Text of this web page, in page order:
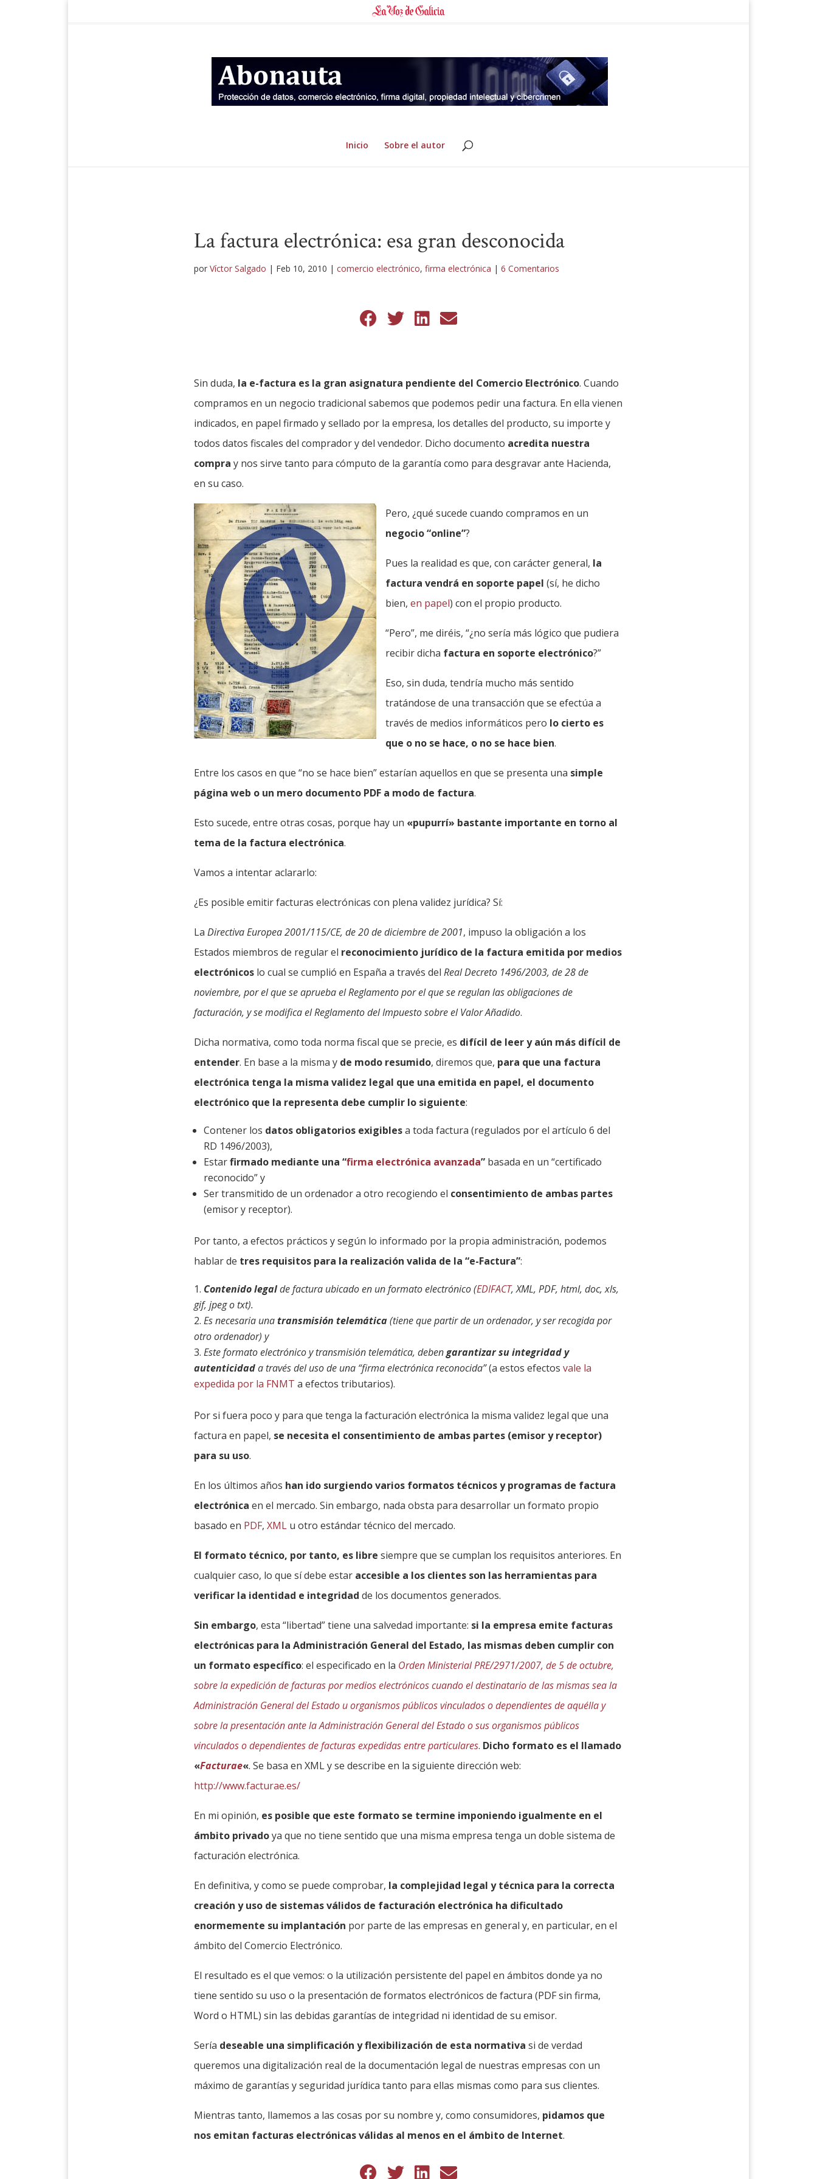
Inicio Sobre el autor
La factura electrónica: esa gran desconocida
porVíctor Salgado | Feb 10, 2010 |comercio electrónico,firma electrónica |6 Comentarios
Sin duda, la e-factura es la gran asignatura pendiente del Comercio Electrónico. Cuando
compramos en un negocio tradicional sabemos que podemos pedir una factura. En ella vienen
indicados, en papel firmado y sellado por la empresa, los detalles del producto, su importe y
todos datos fiscales del comprador y del vendedor. Dicho documento acredita nuestra
compra y nos sirve tanto para cómputo de la garantía como para desgravar ante Hacienda,
en su caso.
Pero, ¿qué sucede cuando compramos en un
negocio “online”?
Pues la realidad es que, con carácter general, la
factura vendrá en soporte papel (sí, he dicho
bien,en papel) con el propio producto.
“Pero”, me diréis, “¿no sería más lógico que pudiera
recibir dicha factura en soporte electrónico?”
Eso, sin duda, tendría mucho más sentido
tratándose de una transacción que se efectúa a
través de medios informáticos pero lo cierto es
que o no se hace, o no se hace bien.
Entre los casos en que “no se hace bien” estarían aquellos en que se presenta una simple
página web o un mero documento PDF a modo de factura.
Esto sucede, entre otras cosas, porque hay un «pupurrí» bastante importante en torno al
tema de la factura electrónica.
Vamos a intentar aclararlo:
¿Es posible emitir facturas electrónicas con plena validez jurídica? Sí:
LaDirectiva Europea 2001/115/CE, de 20 de diciembre de 2001, impuso la obligación a los
Estados miembros de regular el reconocimiento jurídico de la factura emitida por medios
electrónicos lo cual se cumplió en España a través delReal Decreto 1496/2003, de 28 de
noviembre, por el que se aprueba el Reglamento por el que se regulan las obligaciones de
facturación, y se modifica el Reglamento del Impuesto sobre el Valor Añadido.
Dicha normativa, como toda norma fiscal que se precie, es difícil de leer y aún más difícil de
entender. En base a la misma y de modo resumido, diremos que, para que una factura
electrónica tenga la misma validez legal que una emitida en papel, el documento
electrónico que la representa debe cumplir lo siguiente:
Contener los datos obligatorios exigiblesa toda factura (regulados por el artículo 6 del
RD 1496/2003),
Estarfirmado mediante una “firma electrónica avanzada” basada en un “certificado
reconocido” y
Ser transmitido de un ordenador a otro recogiendo el consentimiento de ambas partes
(emisor y receptor).
Por tanto, a efectos prácticos y según lo informado por la propia administración, podemos
hablar de tres requisitos para la realización valida de la “e-Factura”:
Contenido legalde factura ubicado en un formato electrónico (EDIFACT, XML, PDF, html, doc, xls,
gif, jpeg o txt).
Es necesaria unatransmisión telemática(tiene que partir de un ordenador, y ser recogida por
otro ordenador) y
Este formato electrónico y transmisión telemática, debengarantizar su integridad y
autenticidada través del uso de una “firma electrónica reconocida”(a estos efectosvale la
expedida por la FNMT a efectos tributarios).
Por si fuera poco y para que tenga la facturación electrónica la misma validez legal que una
factura en papel, se necesita el consentimiento de ambas partes (emisor y receptor)
para su uso.
En los últimos años han ido surgiendo varios formatos técnicos y programas de factura
electrónica en el mercado. Sin embargo, nada obsta para desarrollar un formato propio
basado en PDF,XML u otro estándar técnico del mercado.
El formato técnico, por tanto, es libresiempre que se cumplan los requisitos anteriores. En
cualquier caso, lo que sí debe estar accesible a los clientes son las herramientas para
verificar la identidad e integridad de los documentos generados.
Sin embargo, esta “libertad” tiene una salvedad importante: si la empresa emite facturas
electrónicas para la Administración General del Estado, las mismas deben cumplir con
un formato específico: el especificado en la Orden Ministerial PRE/2971/2007, de 5 de octubre,
sobre la expedición de facturas por medios electrónicos cuando el destinatario de las mismas sea la
Administración General del Estado u organismos públicos vinculados o dependientes de aquélla y
sobre la presentación ante la Administración General del Estado o sus organismos públicos
vinculados o dependientes de facturas expedidas entre particulares. Dicho formato es el llamado
«Facturae«. Se basa en XML y se describe en la siguiente dirección web:
http://www.facturae.es/
En mi opinión, es posible que este formato se termine imponiendo igualmente en el
ámbito privadoya que no tiene sentido que una misma empresa tenga un doble sistema de
facturación electrónica.
En definitiva, y como se puede comprobar, la complejidad legal y técnica para la correcta
creación y uso de sistemas válidos de facturación electrónica ha dificultado
enormemente su implantación por parte de las empresas en general y, en particular, en el
ámbito del Comercio Electrónico.
El resultado es el que vemos: o la utilización persistente del papel en ámbitos donde ya no
tiene sentido su uso o la presentación de formatos electrónicos de factura (PDF sin firma,
Word o HTML) sin las debidas garantías de integridad ni identidad de su emisor.
Sería deseable una simplificación y flexibilización de esta normativa si de verdad
queremos una digitalización real de la documentación legal de nuestras empresas con un
máximo de garantías y seguridad jurídica tanto para ellas mismas como para sus clientes.
Mientras tanto, llamemos a las cosas por su nombre y, como consumidores, pidamos que
nos emitan facturas electrónicas válidas al menos en el ámbito de Internet.